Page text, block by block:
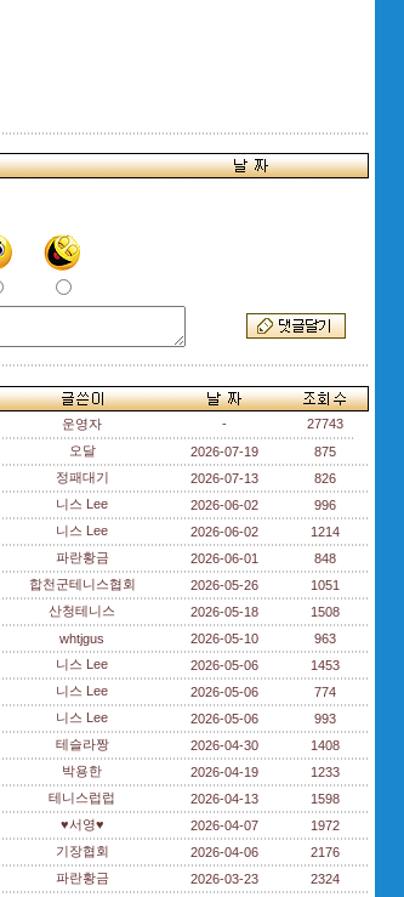
운영자 -
27743
오달 2026-07-19
875
정패대기 2026-07-13
826
니스 Lee 2026-06-02
996
니스 Lee 2026-06-02
1214
파란황금 2026-06-01
848
합천군테니스협회 2026-05-26
1051
산청테니스 2026-05-18
1508
whtjgus 2026-05-10
963
니스 Lee 2026-05-06
1453
니스 Lee 2026-05-06
774
니스 Lee 2026-05-06
993
테슬라짱 2026-04-30
1408
박용한 2026-04-19
1233
테니스럽럽 2026-04-13
1598
♥서영♥ 2026-04-07
1972
기장협회 2026-04-06
2176
파란황금 2026-03-23 2324